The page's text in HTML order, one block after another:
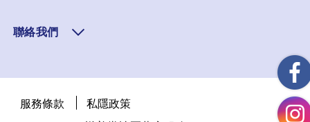
聯絡我們
服務條款
私隱政策